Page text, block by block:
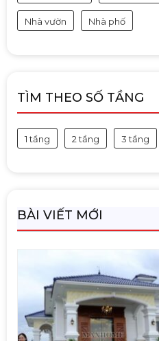
Nhà vườn Nhà phố
TÌM THEO SỐ TẦNG
1 tầng 2 tầng 3 tầng
BÀI VIẾT MỚI